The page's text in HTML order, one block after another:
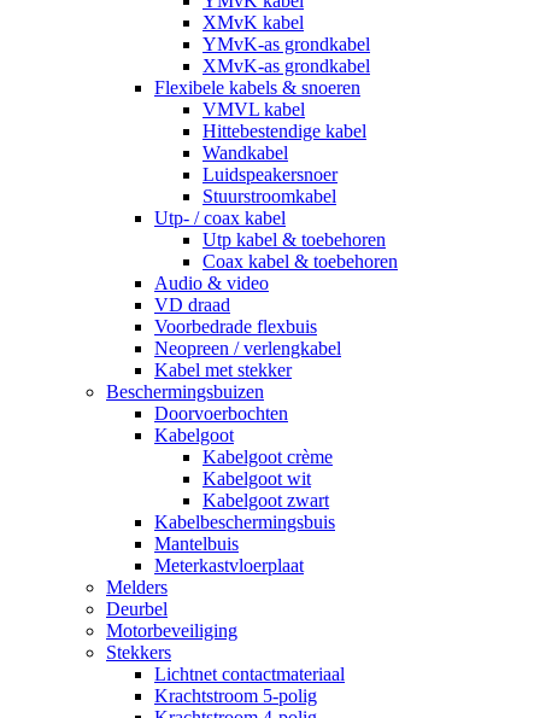
XMvK kabel
YMvK-as grondkabel
XMvK-as grondkabel
Flexibele kabels & snoeren
VMVL kabel
Hittebestendige kabel
Wandkabel
Luidspeakersnoer
Stuurstroomkabel
Utp- / coax kabel
Utp kabel & toebehoren
Coax kabel & toebehoren
Audio & video
VD draad
Voorbedrade flexbuis
Neopreen / verlengkabel
Kabel met stekker
Beschermingsbuizen
Doorvoerbochten
Kabelgoot
Kabelgoot crème
Kabelgoot wit
Kabelgoot zwart
Kabelbeschermingsbuis
Mantelbuis
Meterkastvloerplaat
Melders
Deurbel
Motorbeveiliging
Stekkers
Lichtnet contactmateriaal
Krachtstroom 5-polig